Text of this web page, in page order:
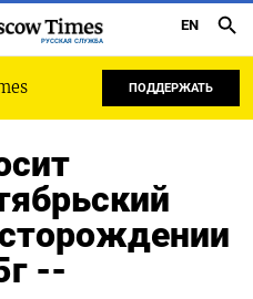
РУССКАЯ СЛУЖБА
EN
ПОДДЕРЖАТЬ
--